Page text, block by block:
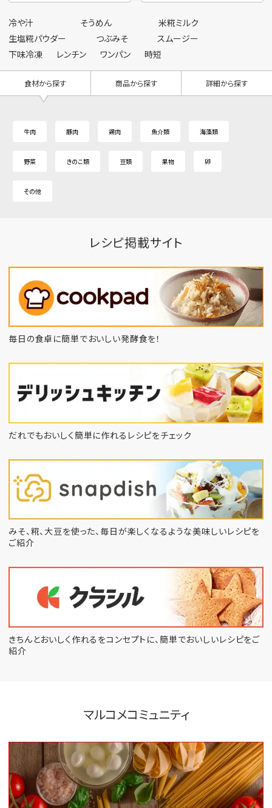
冷や汁 そうめん
米糀ミルク
生塩糀パウダー
つぶみそ
スムージー
下味冷凍
レンチン ワンパン 時短
食材から探す 商品から探す 詳細から探す
牛肉 豚肉 鶏肉 魚介類 海藻類
野菜 きのこ類 豆類 果物 卵
その他
レシピ掲載サイト
毎日の食卓に簡単でおいしい発酵食を！
だれでもおいしく簡単に作れるレシピをチェック
みそ、糀、大豆を使った、毎日が楽しくなるような美味しいレシピを
ご紹介
きちんとおいしく作れるをコンセプトに、 簡単でおいしいレシピをご
紹介
マルコメコミュニティ